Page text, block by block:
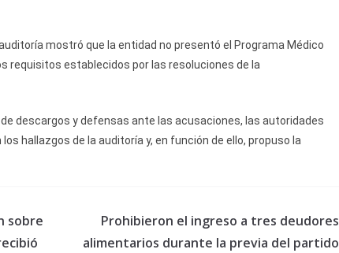
mostró que la entidad no presentó el Programa Médico
requisitos establecidos por las resoluciones de la
descargos y defensas ante las acusaciones, las autoridades
hallazgos de la auditoría y, en función de ello, propuso la
sobre
Prohibieron el ingreso a tres deudores
alimentarios durante la previa del partido